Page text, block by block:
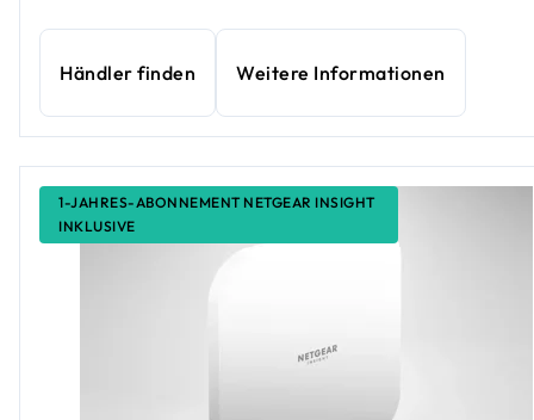
Händler finden Weitere Informationen
1-JAHRES-ABONNEMENT NETGEAR INSIGHT
INKLUSIVE